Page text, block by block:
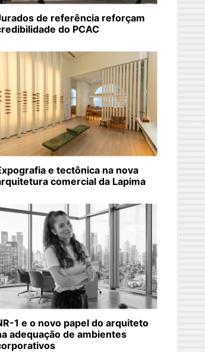
de referência reforçam
do PCAC
e tectônica na nova
comercial da Lapima
1 e o novo papel do arquiteto
adequação de ambientes